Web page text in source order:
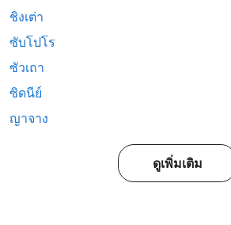
ชิงเต่า
ซับโปโร
ซัวเถา
ซิดนีย์
ญาจาง
ดูเพิ่มเติม